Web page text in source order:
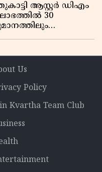
ആസ്റ്റർ ഡിഎം
30
Us
Policy
Kvartha Team Club